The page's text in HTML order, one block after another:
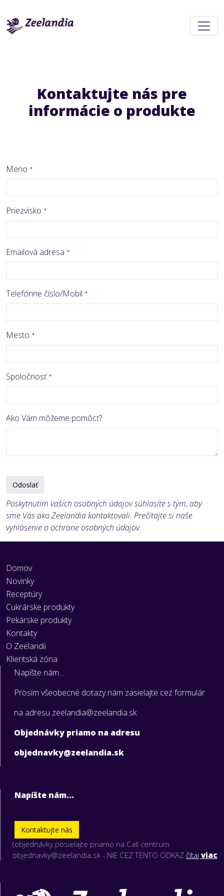
Kontaktujte nás pre
informácie o produkte
Meno
Priezvisko
Emailová adresa
Telefónne číslo/Mobil
Mesto
Spoločnosť
Ako Vám môžeme pomôcť?
Odoslať
Poskytnutím vašich osobných údajov súhlasíte s tým, aby
sme Vás ako Zeelandia kontaktovali. Prečítajte si naše
vyhlásenie o ochrane osobných údajov.
Domov
Novinky
Receptúry
Cukrárske produkty
Pekárske produkty
Kontakty
O Zeelandii
Klientská zóna
Napíšte nám...
Prosím všeobecné dotazy nám zasielajte cez formulár
na adresu zeelandia@zeelandia.sk
Objednávky priamo na adresu
objednavky@zeelandia.sk
Napíšte nám...
Kontaktujte nás
(objednávky posielajte priamo na Call centrum
objednavky@zeelandia.sk - NIE CEZ TENTO ODKAZ čítaj viac